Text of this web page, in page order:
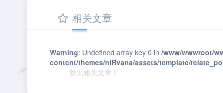
相关文章
Warning: Undefined array key 0 in /www/wwwroot/
content/themes/niRvana/assets/template/
暂无相关文章！